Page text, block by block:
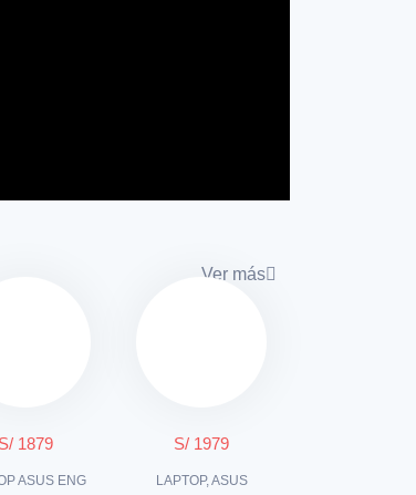
Ver más
S/ 1879
ASUS ENG
S/ 1979
LAPTOP, ASUS